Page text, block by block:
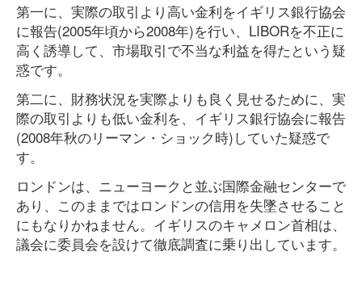
第一に、実際の取引より高い金利をイギリス銀行協会
に報告(2005年頃から2008年)を行い、LIBORを不正に
高く誘導して、市場取引で不当な利益を得たという疑
惑です。
第二に、財務状況を実際よりも良く見せるために、実
際の取引よりも低い金利を、イギリス銀行協会に報告
(2008年秋のリーマン・ショック時)していた疑惑で
す。
ロンドンは、ニューヨークと並ぶ国際金融センターで
あり、このままではロンドンの信用を失墜させること
にもなりかねません。イギリスのキャメロン首相は、
議会に委員会を設けて徹底調査に乗り出しています。